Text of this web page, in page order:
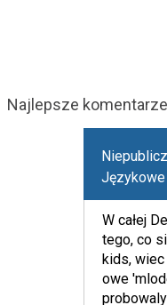
Najlepsze komentarze
W całej
tego, co
kids,
owe